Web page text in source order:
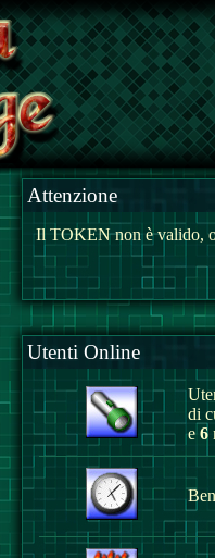
Attenzione
Il TOKEN non è valido,
Utenti Online
di
e 6